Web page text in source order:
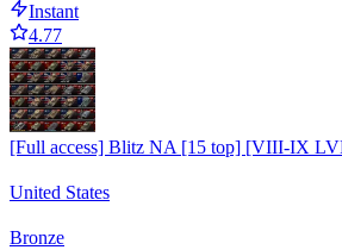
Instant
4.77
[Full access] Blitz NA [15 top] [VIII-IX
United States
Bronze